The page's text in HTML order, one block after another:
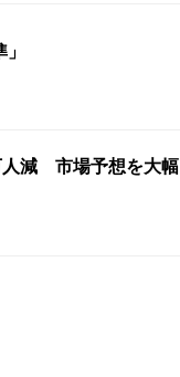
人減 市場予想を大幅